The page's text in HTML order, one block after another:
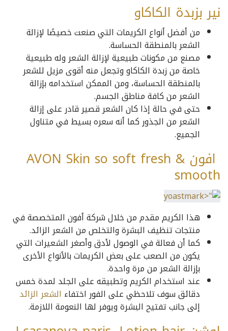
نير بزبدة الكاكاو
من أفضل أنواع الكريمات التي صنعت خصيصًا لإزالة
الشعر بالمنطقة الحساسة.
مصنع من مكونات طبيعية لإزالة الشعر وله طبيعية
خاصة من زبدة الكاكاو وتجعل منه أقوى مزيل للشعر
بالمنطقة الحساسة، ومن الممكن استخدامه بإزالة
الشعر من كافة مناطق الجسم.
حتى في حالة إذا كان الشعر قصير قادر على إزالة
الشعر من الجذور كما أنه سعره بسيط في متناول
الجميع.
افون AVON Skin so soft fresh &
smooth
هذا الكريم مقدم من خلال شركة أفون المتخصصة في
منتجات تنظيف البشرة والتخلص من الشعر الزائد.
كما أن فعالة في الوصول لأدق وأصغر الشعيرات التي
يكون من الصعب على بعض الكريمات بالأنواع الأخرى
بإزالة الشعر من مرة واحدة.
عند استخدام الكريم وتطبيقه على الجلد لمدة خمس
دقائق سوف تلاحظي على الفور اختفاء الشعر الزائد
إلى جانب تفتيح البشرة ويوفر لها النعومة اللازمة.